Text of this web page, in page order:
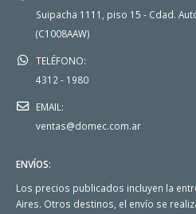
Suipacha 1111, piso 15 - Cdad.
(C1008AAW)
TELÉFONO:
4312 - 1980
EMAIL:
ventas@domec.com.ar
ENVÍOS:
Los precios publicados incluyen la
Aires. Otros destinos, el envío se